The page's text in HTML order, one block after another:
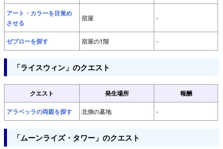
アート・カラーを目覚め
させる
宿屋 -
ゼブローを探す 宿屋の1階 -
「ライスウィン」のクエスト
クエスト 発生場所 報酬
アラベッラの両親を探す 北側の墓地 -
「ムーンライズ・タワー」のクエスト